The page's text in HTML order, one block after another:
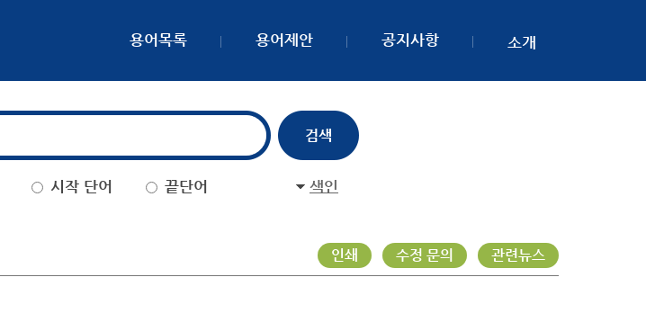
용어목록 용어제안 공지사항 소개
시작 단어 끝단어 색인
인쇄 수정 문의 관련뉴스